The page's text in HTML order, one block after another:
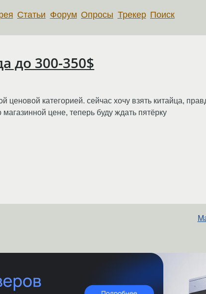
Статьи Форум Опросы Трекер Поиск
до 300-350$
ценовой категорией. сейчас хочу взять китайца,
цене, теперь буду ждать пятёрку